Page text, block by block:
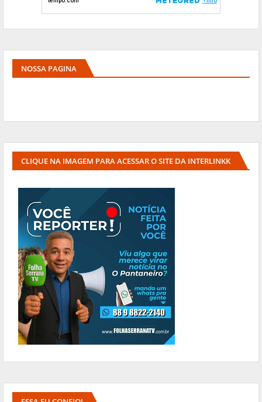
NOSSA PAGINA
CLIQUE NA IMAGEM PARA ACESSAR O SITE DA INTERLINKK